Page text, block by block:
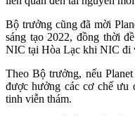
Bộ trưởng cũng đã mời
sáng tạo 2022, đồng thời
NIC tại Hòa Lạc khi NIC đi
Theo Bộ trưởng, nếu
được hưởng các cơ chế ưu
tinh viễn thám.